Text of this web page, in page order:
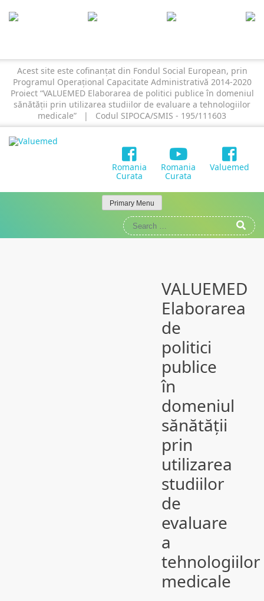
content
Valuemed
Elaborarea de politici publice în domeniul sănătății prin
utilizarea studiilor de evaluare a tehnologiilor medicale
Acest site este cofinanțat din Fondul Social European, prin
Programul Operațional Capacitate Administrativă 2014-2020
Proiect “VALUEMED Elaborarea de politici publice în domeniul
sănătății prin utilizarea studiilor de evaluare a tehnologiilor
medicale” | Codul SIPOCA/SMIS - 195/111603
Romania
Curata
Romania
Curata
Valuemed
Primary Menu
Search
VALUEMED
Elaborarea
de
politici
publice
în
domeniul
sănătății
prin
utilizarea
studiilor
de
evaluare
a
tehnologiilor
medicale